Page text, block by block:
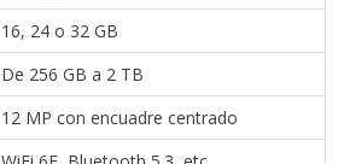
16, 24 o 32 GB
De 256 GB a 2 TB
12 MP con encuadre centrado